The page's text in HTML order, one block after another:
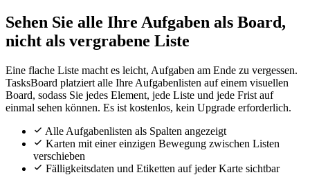
Sehen Sie alle Ihre Aufgaben als Board,
nicht als vergrabene Liste
Eine flache Liste macht es leicht, Aufgaben am Ende zu vergessen.
TasksBoard platziert alle Ihre Aufgabenlisten auf einem visuellen
Board, sodass Sie jedes Element, jede Liste und jede Frist auf
einmal sehen können. Es ist kostenlos, kein Upgrade erforderlich.
Alle Aufgabenlisten als Spalten angezeigt
Karten mit einer einzigen Bewegung zwischen Listen
verschieben
Fälligkeitsdaten und Etiketten auf jeder Karte sichtbar